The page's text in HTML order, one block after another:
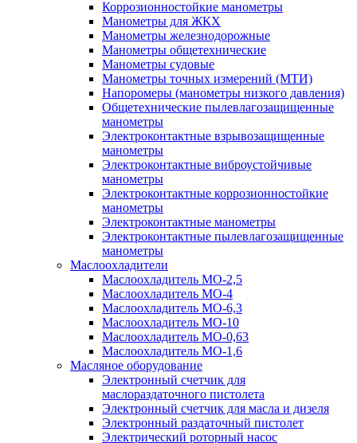
Коррозионностойкие манометры
Манометры для ЖКХ
Манометры железнодорожные
Манометры общетехнические
Манометры судовые
Манометры точных измерений (МТИ)
Напоромеры (манометры низкого давления)
Общетехнические пылевлагозащищенные
манометры
Электроконтактные взрывозащищенные
манометры
Электроконтактные виброустойчивые
манометры
Электроконтактные коррозионностойкие
манометры
Электроконтактные манометры
Электроконтактные пылевлагозащищенные
манометры
Маслоохладители
Маслоохладитель MO-2,5
Маслоохладитель MO-4
Маслоохладитель МО-6,3
Маслоохладитель МО-10
Маслоохладитель MO-0,63
Маслоохладитель MO-1,6
Масляное оборудование
Электронный счетчик для
маслораздаточного пистолета
Электронный счетчик для масла и дизеля
Электронный раздаточный пистолет
Электрический роторный насос